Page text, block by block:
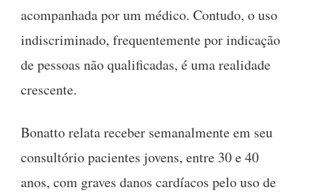
acompanhada por um médico. Contudo, o uso
indiscriminado, frequentemente por indicação
de pessoas não qualificadas, é uma realidade
crescente.
Bonatto relata receber semanalmente em seu
consultório pacientes jovens, entre 30 e 40
anos, com graves danos cardíacos pelo uso de